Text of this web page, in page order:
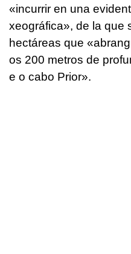
«incurrir en una
xeográfica», de la que
hectáreas que
os 200 metros de
e o cabo Prior».